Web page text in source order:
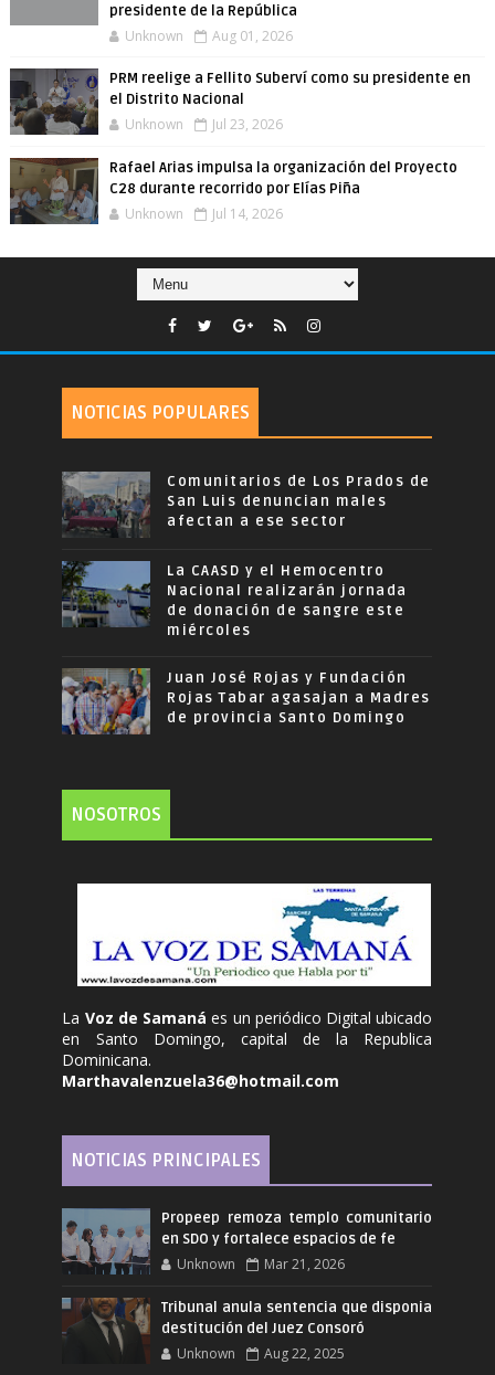
presidente de la República
Unknown Aug 01, 2026
PRM reelige a Fellito Suberví como su presidente en
el Distrito Nacional
Unknown Jul 23, 2026
Rafael Arias impulsa la organización del Proyecto
C28 durante recorrido por Elías Piña
Unknown Jul 14, 2026
NOTICIAS POPULARES
Comunitarios de Los Prados de
San Luis denuncian males
afectan a ese sector
La CAASD y el Hemocentro
Nacional realizarán jornada
de donación de sangre este
miércoles
Juan José Rojas y Fundación
Rojas Tabar agasajan a Madres
de provincia Santo Domingo
NOSOTROS
La Voz de Samanáes un periódico Digital ubicado
en Santo Domingo, capital de la Republica
Dominicana.
Marthavalenzuela36@hotmail.com
NOTICIAS PRINCIPALES
Propeep remoza templo comunitario
en SDO y fortalece espacios de fe
Unknown Mar 21, 2026
Tribunal anula sentencia que disponia
destitución del Juez Consoró
Unknown Aug 22, 2025